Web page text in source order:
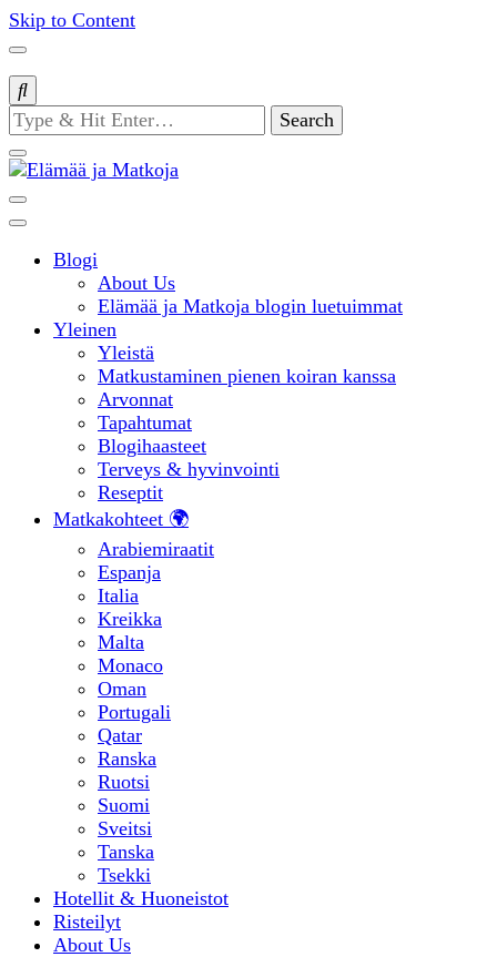
Skip to Content
Looking
for
Something?
Elämää ja
Matkoja
Blogi
About Us
Elämää ja Matkoja blogin luetuimmat
Yleinen
Yleistä
Matkustaminen pienen koiran kanssa
Arvonnat
Tapahtumat
Blogihaasteet
Terveys & hyvinvointi
Reseptit
Matkakohteet 🌍
Arabiemiraatit
Espanja
Italia
Kreikka
Malta
Monaco
Oman
Portugali
Qatar
Ranska
Ruotsi
Suomi
Sveitsi
Tanska
Tsekki
Hotellit & Huoneistot
Risteilyt
About Us